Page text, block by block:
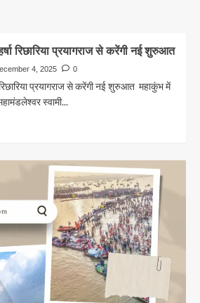
रिछारिया प्रयागराज से करेंगी नई शुरुआत
4, 2025 0
प्रयागराज से करेंगी नई शुरुआत महाकुंभ में
स्वामी...